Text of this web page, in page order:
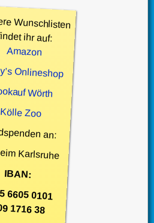
Wunschlisten
ihr auf:
Amazon
Onlineshop
Wörth
Kölle Zoo
an:
Karlsruhe
IBAN:
6605 0101
1716 38